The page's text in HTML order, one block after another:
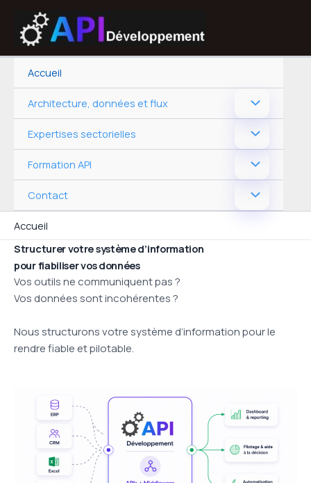
contenu
Accueil
Architecture, données et flux
Expertises sectorielles
Formation API
Contact
Accueil
Structurer votre système d’information
pour fiabiliser vos données
Vos outils ne communiquent pas ?
Vos données sont incohérentes ?
Nous structurons votre système d’information pour le
rendre fiable et pilotable.